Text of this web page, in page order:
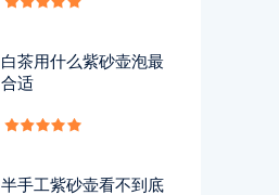
白茶用什么紫砂壶泡最
合适
半手工紫砂壶看不到底